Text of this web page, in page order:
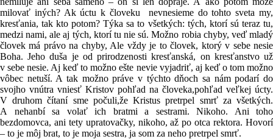
milovať iných? Ak úctu k človeku nevnesieme do tohto sveta my,
kresťania, tak kto potom? Týka sa to všetkých: tých, ktorí sú teraz tu,
medzi nami, ale aj tých, ktorí tu nie sú. Možno robia chyby, veď mladý
človek má právo na chyby, Ale vždy je to človek, ktorý v sebe nesie
Boha. Jeho duša je od prirodzenosti kresťanská, on kresťanstvo už
v sebe nesie. Aj keď to možno ešte nevie vyjadriť, aj keď o tom možno
vôbec netuší. A tak možno práve v týchto dňoch sa nám podarí do
svojho vnútra vniesť Kristov pohľad na človeka,pohľad veľkej úcty.
V druhom čítaní sme počuli,že Kristus pretrpel smrť za všetkých.
A nehanbí sa volať ich bratmi a sestrami. Nikoho. Ani toho
bezdomovca, ani tety upratovačky, nikoho, až po otca rektora. Hovorí
– to je môj brat, to je moja sestra, ja som za neho pretrpel smrť.